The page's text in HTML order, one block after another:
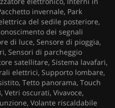
invernale, Park
del sedile posteriore,
dei segnali
di luce, Sensore di pioggia,
Sensori di parcheggio
satellitare, Sistema lavafari,
elettrici, Supporto lombare,
Tetto panorama, Touch
Vetri oscurati, Vivavoce,
Volante riscaldabile